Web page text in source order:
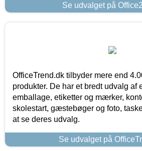
Se udvalget på
OfficeTrend.dk tilbyder mere end
produkter. De har et bredt udvalg af
emballage, etiketter og mærker,
skolestart, gæstebøger og foto,
at se deres udvalg.
Se udvalget på